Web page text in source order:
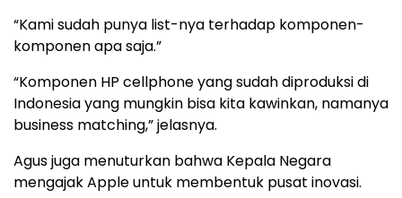
“Kami sudah punya list-nya terhadap komponen-
komponen apa saja.”
“Komponen HP cellphone yang sudah diproduksi di
Indonesia yang mungkin bisa kita kawinkan, namanya
business matching,” jelasnya.
Agus juga menuturkan bahwa Kepala Negara
mengajak Apple untuk membentuk pusat inovasi.